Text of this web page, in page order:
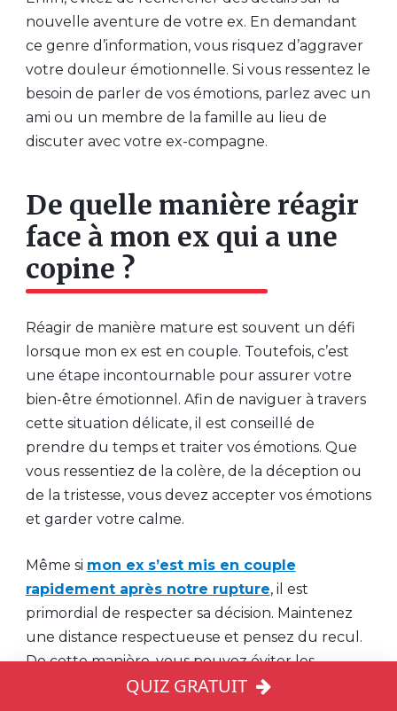
nouvelle aventure de votre ex. En demandant
ce genre d’information, vous risquez d’aggraver
votre douleur émotionnelle. Si vous ressentez le
besoin de parler de vos émotions, parlez avec un
ami ou un membre de la famille au lieu de
discuter avec votre ex-compagne.
De quelle manière réagir
face à mon ex qui a une
copine ?
Réagir de manière mature est souvent un défi
lorsque mon ex est en couple. Toutefois, c’est
une étape incontournable pour assurer votre
bien-être émotionnel. Afin de naviguer à travers
cette situation délicate, il est conseillé de
prendre du temps et traiter vos émotions. Que
vous ressentiez de la colère, de la déception ou
de la tristesse, vous devez accepter vos émotions
et garder votre calme.
Même si mon ex s’est mis en couple
rapidement après notre rupture, il est
primordial de respecter sa décision. Maintenez
une distance respectueuse et pensez du recul.
De cette manière, vous pouvez éviter les
interactions fréquentes avec votre ancien copain
QUIZ GRATUIT